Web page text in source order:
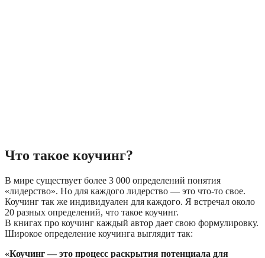
Что такое коучинг?
В мире существует более 3 000 определений понятия
«лидерство». Но для каждого лидерство — это что-то свое.
Коучинг так же индивидуален для каждого. Я встречал около
20 разных определений, что такое коучинг.
В книгах про коучинг каждый автор дает свою формулировку.
Широкое определение коучинга выглядит так:
«Коучинг — это процесс раскрытия потенциала для